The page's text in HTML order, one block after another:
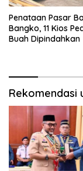
Penataan Pasar
Bangko, 11 Kios
Buah Dipindahkan
Rekomendasi